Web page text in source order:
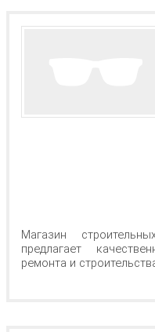
Магазин
предлагает
ремонта и